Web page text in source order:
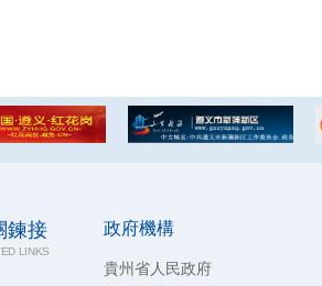
鍊接
LINKS
政府機構
貴州省人民政府